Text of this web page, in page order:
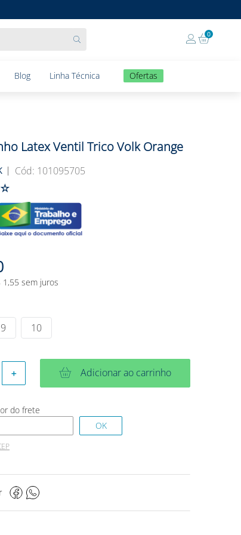
0
Blog Linha Técnica Ofertas
Latex Ventil Trico Volk Orange
: 101095705
☆
1 ,55 sem juros
9 10
＋ Adicionar ao carrinho